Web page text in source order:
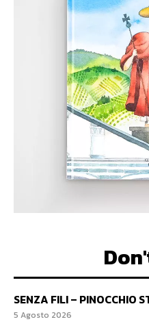
SENZA FILI – PINOCCHIO
5 Agosto 2026